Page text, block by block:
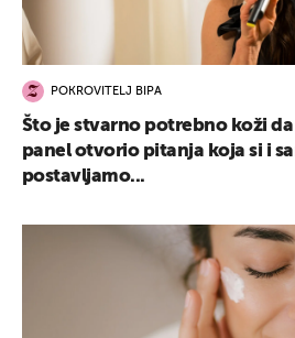
POKROVITELJ BIPA
Što je stvarno potrebno koži
panel otvorio pitanja koja si i
postavljamo...